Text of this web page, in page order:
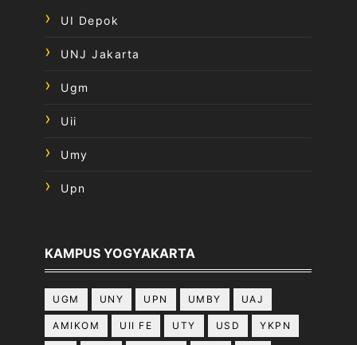
UI Depok
UNJ Jakarta
Ugm
Uii
Umy
Upn
KAMPUS YOGYAKARTA
UGM UNY UPN UMBY UAJ
AMIKOM UII FE UTY USD YKPN